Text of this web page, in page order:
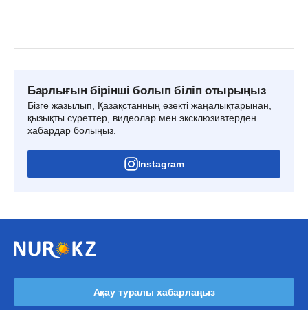
Барлығын бірінші болып біліп отырыңыз
Бізге жазылып, Қазақстанның өзекті жаңалықтарынан,
қызықты суреттер, видеолар мен эксклюзивтерден
хабардар болыңыз.
Instagram
Ақау туралы хабарлаңыз